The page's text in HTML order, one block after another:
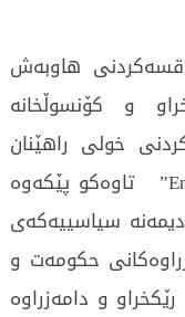
قسەکردنی هاوبەش
و کۆنسوڵخانە
خولی راهێنان
هەموو بەشداری پێبکەن “Engagement” تاوەکو پێکەوە
سیاسییەکەی
حکومەت و
و دامەزراوە